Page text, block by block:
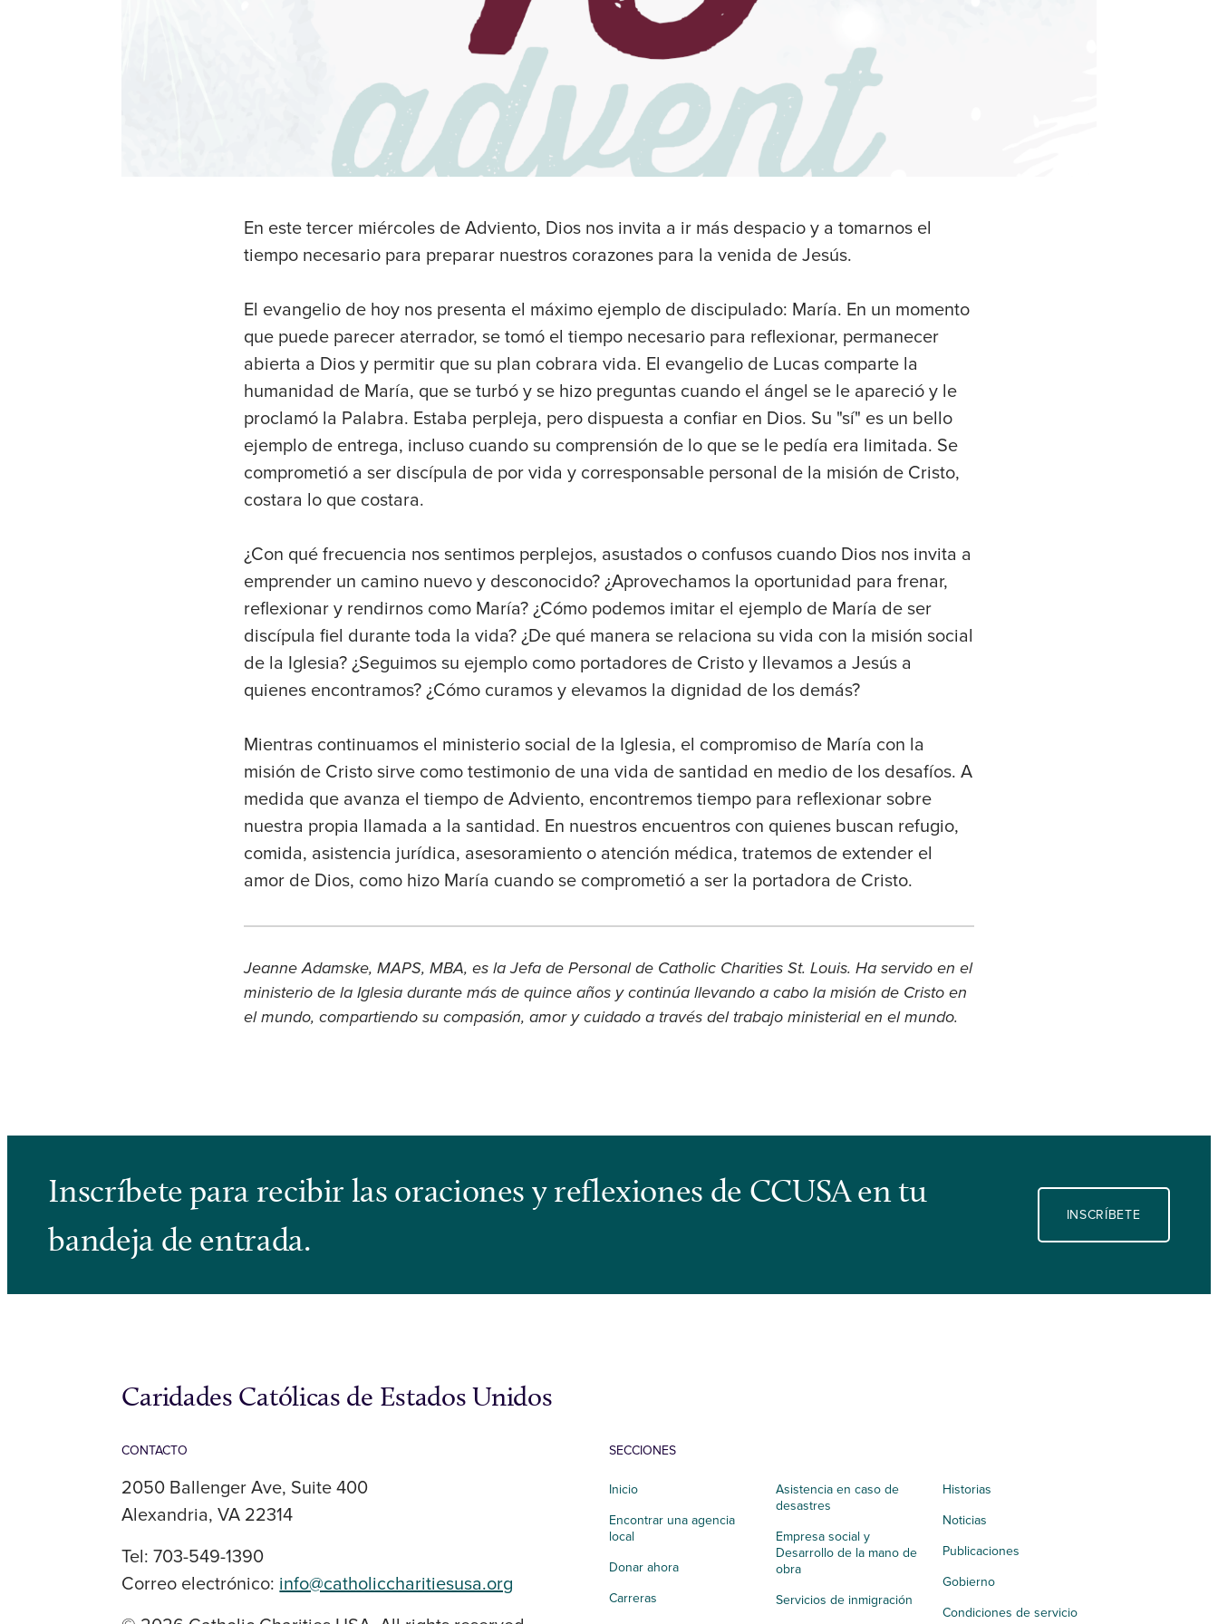
En este tercer miércoles de Adviento, Dios nos invita a ir más despacio y a tomarnos el
tiempo necesario para preparar nuestros corazones para la venida de Jesús.
El evangelio de hoy nos presenta el máximo ejemplo de discipulado: María. En un momento
que puede parecer aterrador, se tomó el tiempo necesario para reflexionar, permanecer
abierta a Dios y permitir que su plan cobrara vida. El evangelio de Lucas comparte la
humanidad de María, que se turbó y se hizo preguntas cuando el ángel se le apareció y le
proclamó la Palabra. Estaba perpleja, pero dispuesta a confiar en Dios. Su "sí" es un bello
ejemplo de entrega, incluso cuando su comprensión de lo que se le pedía era limitada. Se
comprometió a ser discípula de por vida y corresponsable personal de la misión de Cristo,
costara lo que costara.
¿Con qué frecuencia nos sentimos perplejos, asustados o confusos cuando Dios nos invita a
emprender un camino nuevo y desconocido? ¿Aprovechamos la oportunidad para frenar,
reflexionar y rendirnos como María? ¿Cómo podemos imitar el ejemplo de María de ser
discípula fiel durante toda la vida? ¿De qué manera se relaciona su vida con la misión social
de la Iglesia? ¿Seguimos su ejemplo como portadores de Cristo y llevamos a Jesús a
quienes encontramos? ¿Cómo curamos y elevamos la dignidad de los demás?
Mientras continuamos el ministerio social de la Iglesia, el compromiso de María con la
misión de Cristo sirve como testimonio de una vida de santidad en medio de los desafíos. A
medida que avanza el tiempo de Adviento, encontremos tiempo para reflexionar sobre
nuestra propia llamada a la santidad. En nuestros encuentros con quienes buscan refugio,
comida, asistencia jurídica, asesoramiento o atención médica, tratemos de extender el
amor de Dios, como hizo María cuando se comprometió a ser la portadora de Cristo.
Jeanne Adamske, MAPS, MBA, es la Jefa de Personal de Catholic Charities St. Louis. Ha servido en el
ministerio de la Iglesia durante más de quince años y continúa llevando a cabo la misión de Cristo en
el mundo, compartiendo su compasión, amor y cuidado a través del trabajo ministerial en el mundo.
Inscríbete para recibir las oraciones y reflexiones de CCUSA en tu
bandeja de entrada.
INSCRÍBETE
Caridades Católicas de Estados Unidos
CONTACTO
2050 Ballenger Ave, Suite 400
Alexandria, VA 22314
Tel: 703-549-1390
Correo electrónico: info@catholiccharitiesusa.org
SECCIONES
Inicio
Encontrar una agencia
local
Donar ahora
Carreras
Asistencia en caso de
desastres
Empresa social y
Desarrollo de la mano de
obra
Servicios de inmigración
Historias
Noticias
Publicaciones
Gobierno
Condiciones de servicio